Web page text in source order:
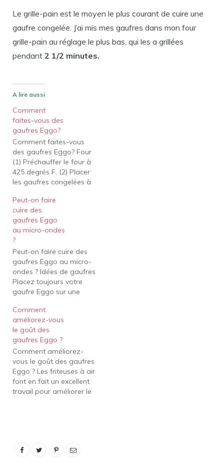
Le grille-pain est le moyen le plus courant de cuire une
gaufre congelée. J’ai mis mes gaufres dans mon four
grille-pain au réglage le plus bas, qui les a grillées
pendant 2 1/2 minutes.
A lire aussi
Comment
faites-vous des
gaufres Eggo?
Comment faites-vous
des gaufres Eggo? Four
(1) Préchauffer le four à
425 degrés F. (2) Placer
les gaufres congelées à
pâtisserie et chauffer au
four pendant environ 3
minutes. (3) Retourner les
gaufres et chauffer
pendant 3 minutes
supplémentaires ou
jusqu'à ce qu'elles soient
croustillantes…
Peut-on faire
cuire des
gaufres Eggo
au micro-ondes
?
Peut-on faire cuire des
gaufres Eggo au micro-
ondes ? Idées de gaufres
Placez toujours votre
gaufre Eggo sur une
ondes. Si vous faites des
Apple Pie Eggo
Epanadas, vous pouvez
mettre deux gaufres au
micro-ondes à la fois, à
découvert, pendant 30 à
40 secondes ou jusqu'à…
Comment
améliorez-vous
le goût des
gaufres Eggo ?
Comment améliorez-
vous le goût des gaufres
Eggo ? Les friteuses à air
font en fait un excellent
travail pour améliorer le
pendant cinq à sept